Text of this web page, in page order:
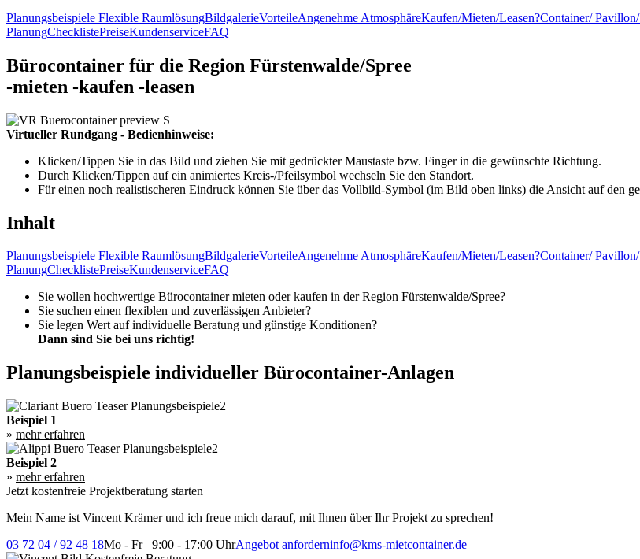
Planungsbeispiele Flexible RaumlösungBildgalerieVorteileAngenehme AtmosphäreKaufen/Mieten/Leasen?Container/
PlanungChecklistePreiseKundenserviceFAQ
Bürocontainer für die Region Fürstenwalde/Spree
-mieten -kaufen -leasen
Virtueller Rundgang - Bedienhinweise:
Klicken/Tippen Sie in das Bild und ziehen Sie mit gedrückter Maustaste bzw. Finger in die gewünschte Richtung.
Durch Klicken/Tippen auf ein animiertes Kreis-/Pfeilsymbol wechseln Sie den Standort.
Für einen noch realistischeren Eindruck können Sie über das Vollbild-Symbol (im Bild oben links) die Ansicht auf den
Inhalt
Planungsbeispiele Flexible RaumlösungBildgalerieVorteileAngenehme AtmosphäreKaufen/Mieten/Leasen?Container/
PlanungChecklistePreiseKundenserviceFAQ
Sie wollen hochwertige Bürocontainer mieten oder kaufen in der Region Fürstenwalde/Spree?
Sie suchen einen flexiblen und zuverlässigen Anbieter?
Sie legen Wert auf individuelle Beratung und günstige Konditionen?
Dann sind Sie bei uns richtig!
Planungsbeispiele individueller Bürocontainer-Anlagen
Beispiel 1
» mehr erfahren
Beispiel 2
» mehr erfahren
Jetzt kostenfreie Projektberatung starten
Mein Name ist Vincent Krämer und ich freue mich darauf, mit Ihnen über Ihr Projekt zu sprechen!
03 72 04 / 92 48 18Mo - Fr 9:00 - 17:00 UhrAngebot anforderninfo@kms-mietcontainer.de